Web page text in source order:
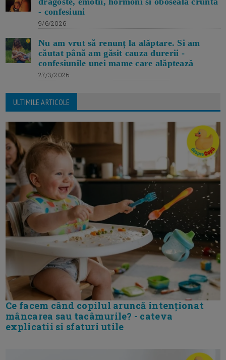
- confesiuni
9/6/2026
Nu am vrut să renunț la alăptare. Si am
căutat până am găsit cauza durerii -
confesiunile unei mame care alăptează
27/3/2026
ULTIMILE ARTICOLE
Ce facem când copilul aruncă intenționat
mâncarea sau tacâmurile? - cateva
explicatii si sfaturi utile